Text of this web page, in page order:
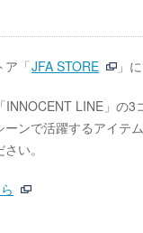
ア「JFA STORE 」
INNOCENT LINE」の
ンで活躍するアイテム
い。